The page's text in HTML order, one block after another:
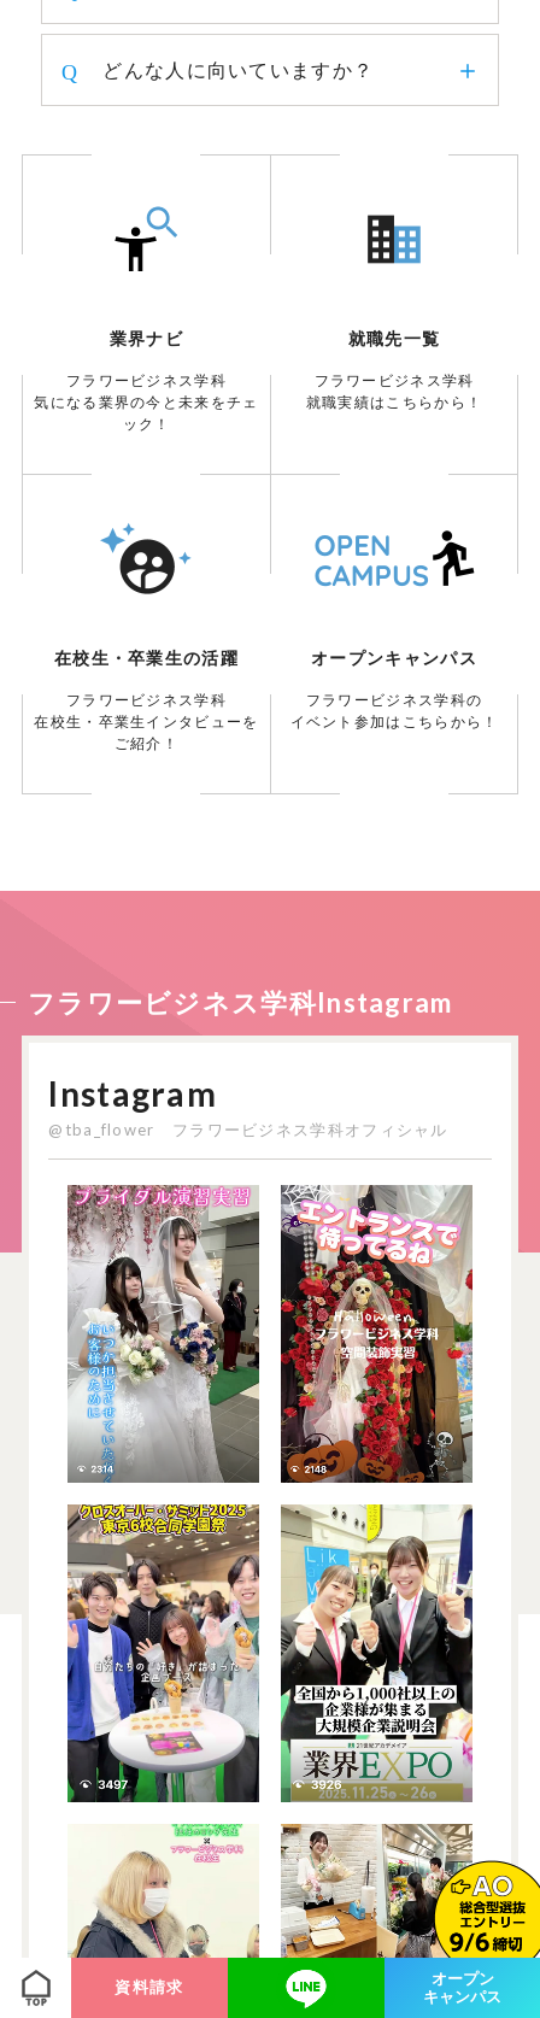
どんな人に向いていますか？
業界ナビ
フラワービジネス学科
気になる業界の今と未来をチェ
ック！
就職先一覧
フラワービジネス学科
就職実績はこちらから！
在校生・卒業生の活躍
フラワービジネス学科
在校生・卒業生インタビューを
ご紹介！
オープンキャンパス
フラワービジネス学科の
イベント参加はこちらから！
フラワービジネス学科Instagram
Instagram
@tba_flower フラワービジネス学科オフィシャル
資料請求
オープン
キャンパス